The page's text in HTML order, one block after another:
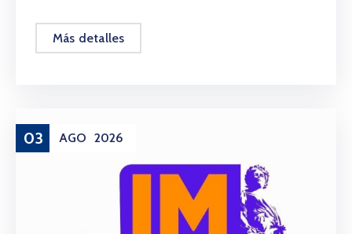
Más detalles
03 AGO 2026